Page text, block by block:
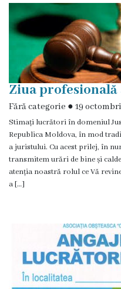
decizional
Regulamente
Audieri
publice
Procese-
Verbale
ale
construire
eliberate
Ziua
Fără categorie ● 19
Stimați lucrători în domeniul
Republica Moldova, în mod
a juristului. Cu acest prilej, în
transmitem urări de bine și
atenția noastră rolul ce Vă
a […]